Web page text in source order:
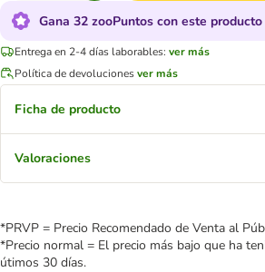
Gana 32 zooPuntos con este producto
Entrega en 2-4 días laborables: ver más
Política de devolucionesver más
Ficha de producto
Valoraciones
*PRVP = Precio Recomendado de Venta al
*Precio normal = El precio más bajo que ha
útimos 30 días.